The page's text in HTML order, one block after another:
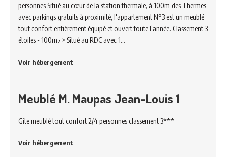
personnes Situé au cœur de la station thermale, à 100m des Thermes
avec parkings gratuits à proximité, l'appartement N°3 est un meublé
tout confort entièrement équipé et ouvert toute l’année. Classement 3
étoiles - 100m² > Situé au RDC avec 1…
Voir hébergement
Meublé M. Maupas Jean-Louis 1
Gite meublé tout confort 2/4 personnes classement 3***
Voir hébergement